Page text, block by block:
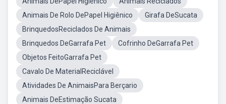
Animais De Rolo DePapel Higiênico
Girafa DeSucata
BrinquedosReciclados De Animais
Brinquedos DeGarrafa Pet
Cofrinho DeGarrafa Pet
Objetos FeitoGarrafa Pet
Cavalo De MaterialReciclável
Atividades De AnimaisPara Berçario
Animais DeEstimação Sucata